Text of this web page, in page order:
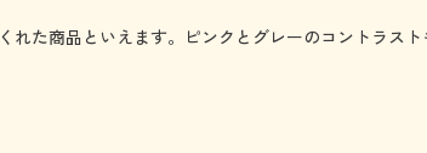
た商品といえます。ピンクとグレーのコントラス